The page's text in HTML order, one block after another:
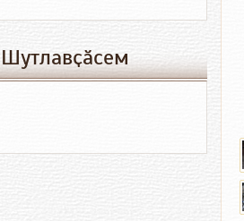
Шутлавҫӑсем